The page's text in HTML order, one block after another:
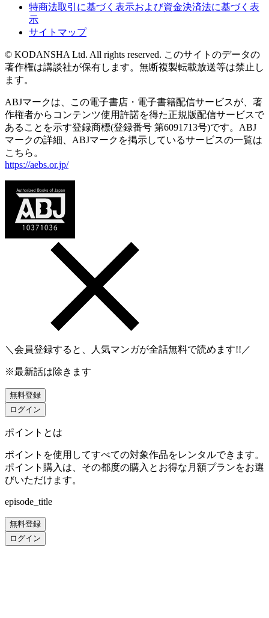
特商法取引に基づく表示および資金決済法に基づく表
示
サイトマップ
© KODANSHA Ltd. All rights reserved. このサイトのデータの
著作権は講談社が保有します。無断複製転載放送等は禁止し
ます。
ABJマークは、この電子書店・電子書籍配信サービスが、著
作権者からコンテンツ使用許諾を得た正規版配信サービスで
あることを示す登録商標(登録番号 第6091713号)です。ABJ
マークの詳細、ABJマークを掲示しているサービスの一覧は
こちら。
https://aebs.or.jp/
＼会員登録すると、人気マンガが全話無料で読めます!!／
※最新話は除きます
無料登録
ログイン
ポイントとは
ポイントを使用してすべての対象作品をレンタルできます。
ポイント購入は、その都度の購入とお得な月額プランをお選
びいただけます。
episode_title
無料登録
ログイン